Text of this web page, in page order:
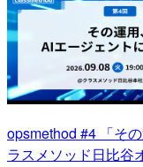
opsmethod #4 「そ
ラスメソッド日比谷